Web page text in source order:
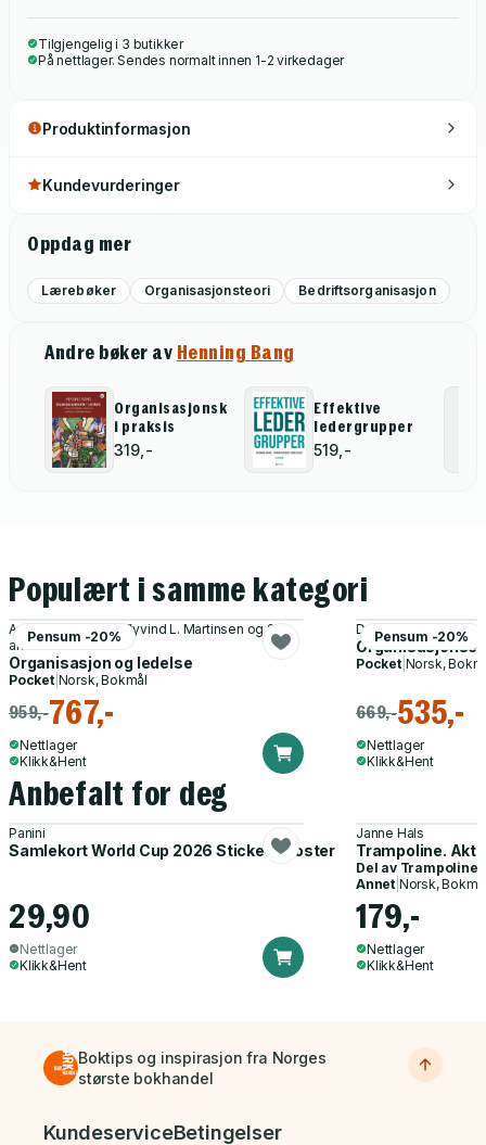
Tilgjengelig i 3 butikker
På nettlager. Sendes normalt innen 1-2 virkedager
Produktinformasjon
Kundevurderinger
Oppdag mer
Lærebøker Organisasjonsteori Bedriftsorganisasjon
Andre bøker av Henning Bang
Organisasjonskultur
i praksis
319,-
Effektive
ledergrupper
519,-
Populært i samme kategori
Pensum -20%
Anders Skogstad, Øyvind L. Martinsen og 2
andre
Organisasjon og ledelse
Pocket| Norsk, Bokmål
959,-767,-
Nettlager
Klikk&Hent
Pensum -20%
Dag Ingvar
Pocket| Norsk,
669,-535,-
Nettlager
Klikk&Hent
Anbefalt for deg
Panini
Samlekort World Cup 2026 Sticker Booster
29,90
Nettlager
Klikk&Hent
Janne Hals
Trampoline.
Del av Trampoline
Annet| Norsk,
179,-
Nettlager
Klikk&Hent
Boktips og inspirasjon fra Norges
største bokhandel
Bunnmeny
KundeserviceBetingelser